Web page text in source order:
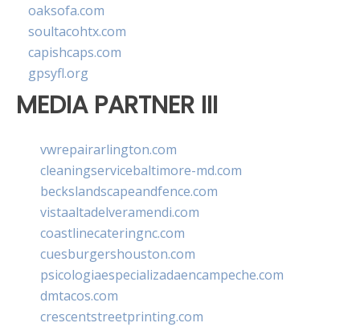
oaksofa.com
soultacohtx.com
capishcaps.com
gpsyfl.org
MEDIA PARTNER III
vwrepairarlington.com
cleaningservicebaltimore-md.com
beckslandscapeandfence.com
vistaaltadelveramendi.com
coastlinecateringnc.com
cuesburgershouston.com
psicologiaespecializadaencampeche.com
dmtacos.com
crescentstreetprinting.com